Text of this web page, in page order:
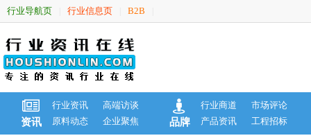
行业导航页 行业信息页 B2B
资讯
行业资讯
高端访谈
原料动态
企业聚焦 品牌
行业商道
市场评论
产品资讯
工程招标